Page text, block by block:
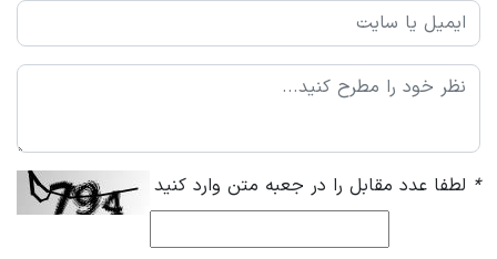
* لطفا عدد مقابل را در جعبه متن وارد کنید